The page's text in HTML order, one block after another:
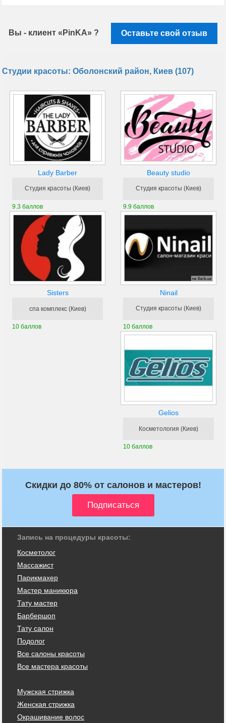
Вы - клиент «PinKA» ? Оставьте свой отзыв
Студии красоты: Оболонский район, Киев (107)
Lady Barber
Студия красоты (Киев)
9.3 баллов
Beauty studio
Студия красоты (Киев)
9.9 баллов
Sisters
спа комплекс (Киев)
10 баллов
Ninail
Студия красоты (Киев)
10 баллов
Gelios
Косметология (Киев)
10 баллов
Скидки до 80% от салонов и мастеров!
Запись на процедуры красоты:
Косметолог
Массажист
Парикмахер
Мастер маникюра
Тату мастер
Барбершоп
Тату салон
Подолог
Все салоны красоты
Все мастера красоты
Мужская стрижка
Женская стрижка
Окрашивание волос